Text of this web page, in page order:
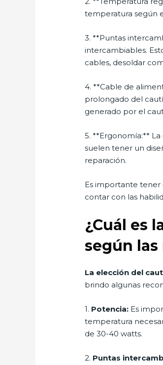
temperatura según
3. **Puntas
intercambiables.
cables, desoldar
4. **Cable de
prolongado del
generado por el
5. **Ergonomía:**
suelen tener un
reparación.
Es importante tener
contar con las
¿Cuál es
según
La elección del
brindo algunas
1. Potencia: Es
temperatura
de 30-40 watts.
2. Puntas